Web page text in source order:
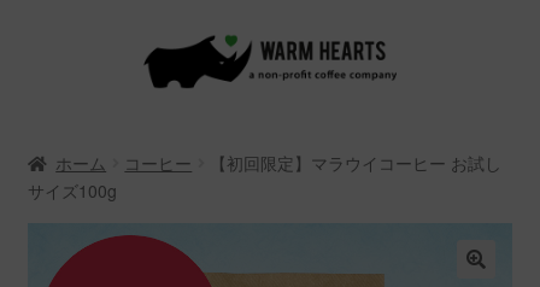
シ
ョ
ン
ツ
へ
ス
ホーム コーヒー
【初回限定】マラウイコーヒー お試し
サイズ100g